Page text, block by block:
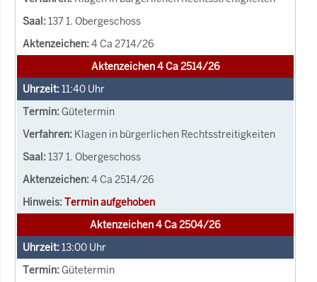
137 1. Obergeschoss
4 Ca 2714/26
Aktenzeichen 4 Ca 2514/26
11:40 Uhr
Gütetermin
Klagen in bürgerlichen Rechtsstreitigkeiten
137 1. Obergeschoss
4 Ca 2514/26
Termin aufgehoben
Aktenzeichen 4 Ca 2504/26
13:00 Uhr
Gütetermin